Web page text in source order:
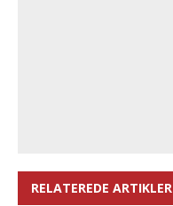
RELATEREDE ARTIKLER